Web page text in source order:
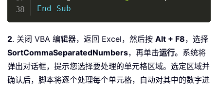
End
Sub
2. 关闭 VBA 编辑器，返回 Excel，然后按 Alt + F8，选择
SortCommaSeparatedNumbers，再单击运行。系统将
弹出对话框，提示您选择要处理的单元格区域。选定区域并
确认后，脚本将逐个处理每个单元格，自动对其中的数字进